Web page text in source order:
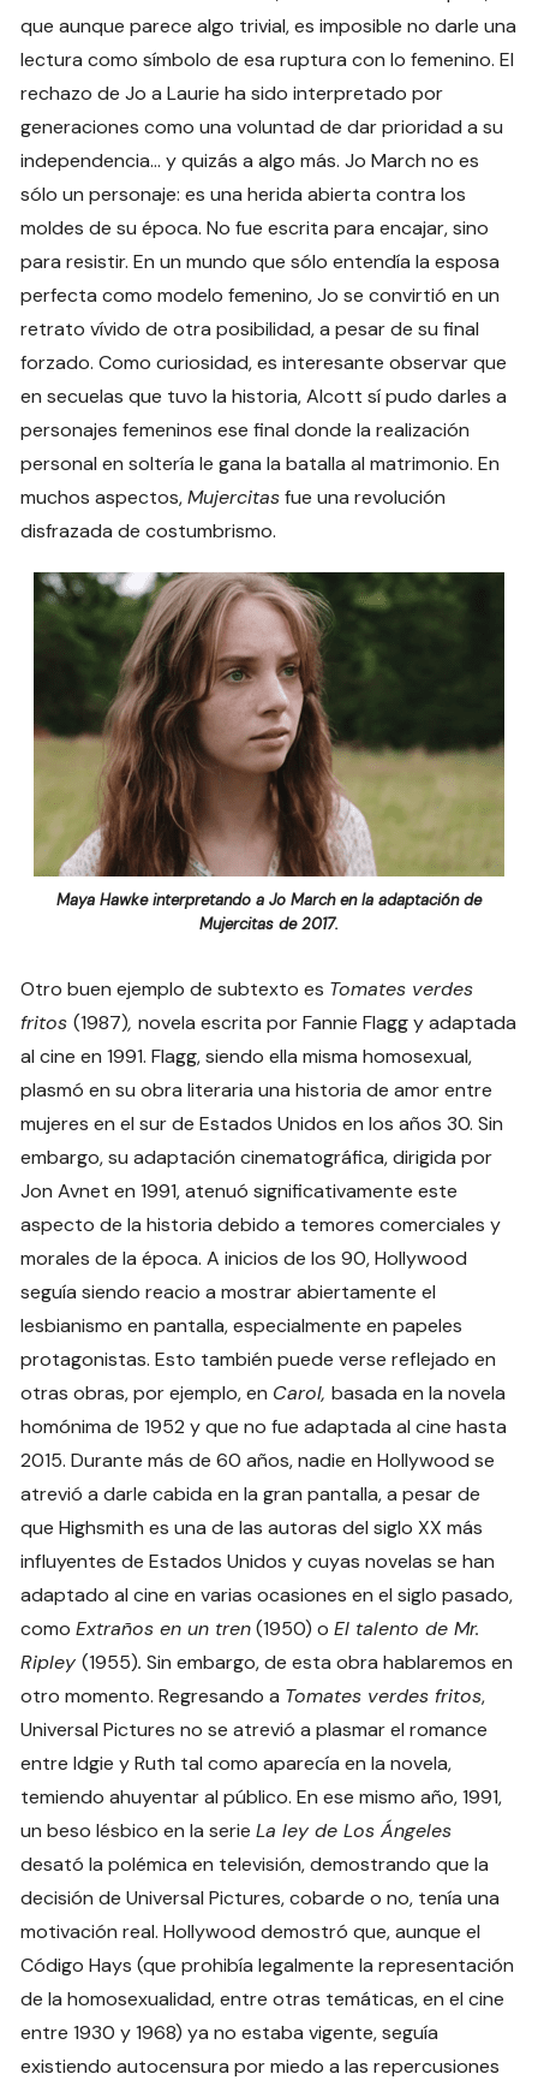
que aunque parece algo trivial, es imposible no darle una
lectura como símbolo de esa ruptura con lo femenino. El
rechazo de Jo a Laurie ha sido interpretado por
generaciones como una voluntad de dar prioridad a su
independencia… y quizás a algo más. Jo March no es
sólo un personaje: es una herida abierta contra los
moldes de su época. No fue escrita para encajar, sino
para resistir. En un mundo que sólo entendía la esposa
perfecta como modelo femenino, Jo se convirtió en un
retrato vívido de otra posibilidad, a pesar de su final
forzado. Como curiosidad, es interesante observar que
en secuelas que tuvo la historia, Alcott sí pudo darles a
personajes femeninos ese final donde la realización
personal en soltería le gana la batalla al matrimonio. En
muchos aspectos,Mujercitasfue una revolución
disfrazada de costumbrismo.
Maya Hawke interpretando a Jo March en la adaptación de
Mujercitas de 2017.
Otro buen ejemplo de subtexto es Tomates verdes
fritos(1987),novela escrita por Fannie Flagg y adaptada
al cine en 1991. Flagg, siendo ella misma homosexual,
plasmó en su obra literaria una historia de amor entre
mujeres en el sur de Estados Unidos en los años 30. Sin
embargo, su adaptación cinematográfica, dirigida por
Jon Avnet en 1991, atenuó significativamente este
aspecto de la historia debido a temores comerciales y
morales de la época. A inicios de los 90, Hollywood
seguía siendo reacio a mostrar abiertamente el
lesbianismo en pantalla, especialmente en papeles
protagonistas. Esto también puede verse reflejado en
otras obras, por ejemplo, en Carol,basada en la novela
homónima de 1952 y que no fue adaptada al cine hasta
2015. Durante más de 60 años, nadie en Hollywood se
atrevió a darle cabida en la gran pantalla, a pesar de
que Highsmith es una de las autoras del siglo XX más
influyentes de Estados Unidos y cuyas novelas se han
adaptado al cine en varias ocasiones en el siglo pasado,
comoExtraños en un tren(1950) oEl talento de Mr.
Ripley(1955). Sin embargo, de esta obra hablaremos en
otro momento. Regresando a Tomates verdes fritos,
Universal Pictures no se atrevió a plasmar el romance
entre Idgie y Ruth tal como aparecía en la novela,
temiendo ahuyentar al público. En ese mismo año, 1991,
un beso lésbico en la serieLa ley de Los Ángeles
desató la polémica en televisión, demostrando que la
decisión de Universal Pictures, cobarde o no, tenía una
motivación real. Hollywood demostró que, aunque el
Código Hays (que prohibía legalmente la representación
de la homosexualidad, entre otras temáticas, en el cine
entre 1930 y 1968) ya no estaba vigente, seguía
existiendo autocensura por miedo a las repercusiones